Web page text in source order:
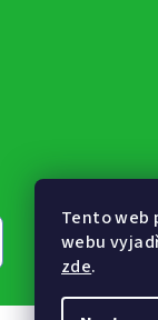
Tento web
webu
zde.